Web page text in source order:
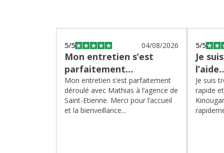
5/5 04/08/2026
Mon entretien s’est
parfaitement…
Mon entretien s’est parfaitement
déroulé avec Mathias à l’agence de
Saint-Etienne. Merci pour l’accueil
et la bienveillance...
5/5
Je
Je suis
rapide